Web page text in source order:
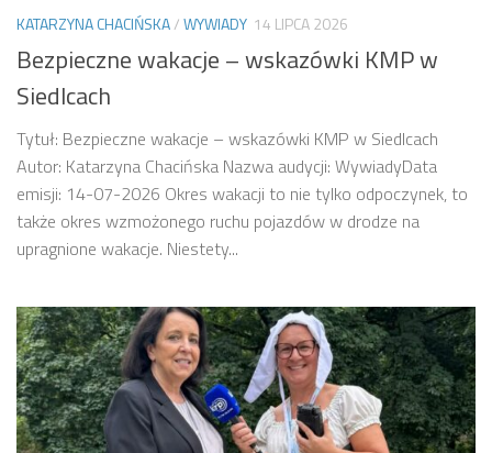
KATARZYNA CHACIŃSKA/WYWIADY 14 LIPCA 2026
Bezpieczne wakacje – wskazówki KMP w
Siedlcach
Tytuł: Bezpieczne wakacje – wskazówki KMP w Siedlcach
Autor: Katarzyna Chacińska Nazwa audycji: WywiadyData
emisji: 14-07-2026 Okres wakacji to nie tylko odpoczynek, to
także okres wzmożonego ruchu pojazdów w drodze na
upragnione wakacje. Niestety...